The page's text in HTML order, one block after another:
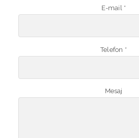
E-mail *
Telefon *
Mesaj